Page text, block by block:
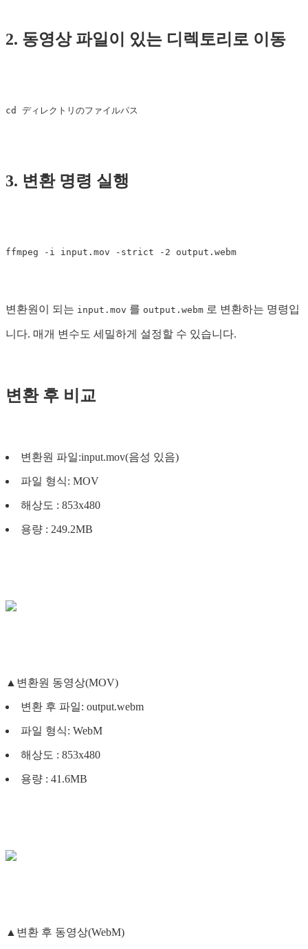
2. 동영상 파일이 있는 디렉토리로 이동
3. 변환 명령 실행
변환원이 되는 input.mov 를 output.webm 로 변환하는 명령입
니다. 매개 변수도 세밀하게 설정할 수 있습니다.
변환 후 비교
변환원 파일:input.mov(음성 있음)
파일 형식: MOV
해상도 : 853x480
용량 : 249.2MB
▲변환원 동영상(MOV)
변환 후 파일: output.webm
파일 형식: WebM
해상도 : 853x480
용량 : 41.6MB
▲변환 후 동영상(WebM)